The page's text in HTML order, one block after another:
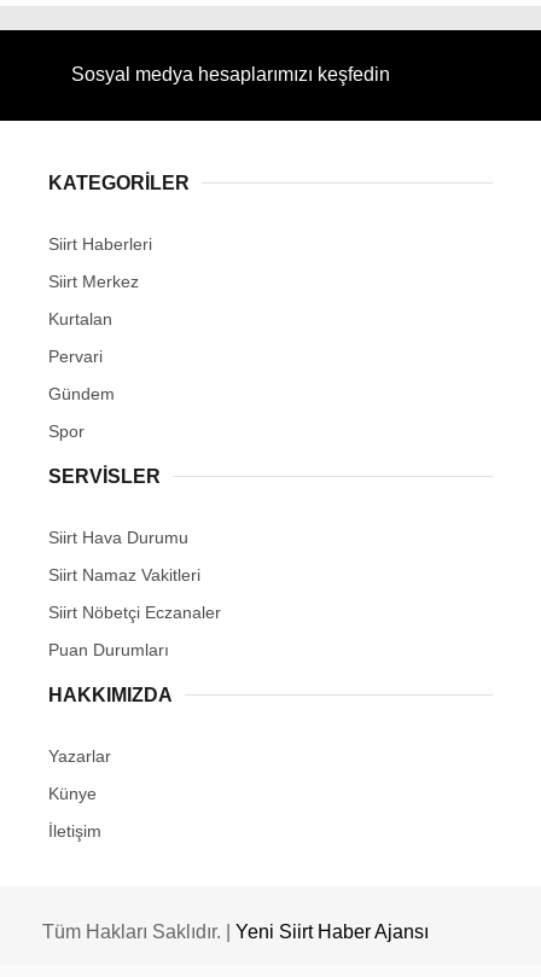
WhatsApp İhbar Hattı
Sosyal medya hesaplarımızı keşfedin
KATEGORİLER
Siirt Haberleri
Siirt Merkez
Kurtalan
Pervari
Gündem
Spor
SERVİSLER
Siirt Hava Durumu
Siirt Namaz Vakitleri
Siirt Nöbetçi Eczanaler
Puan Durumları
HAKKIMIZDA
Yazarlar
Künye
İletişim
Tüm Hakları Saklıdır. | Yeni Siirt Haber Ajansı